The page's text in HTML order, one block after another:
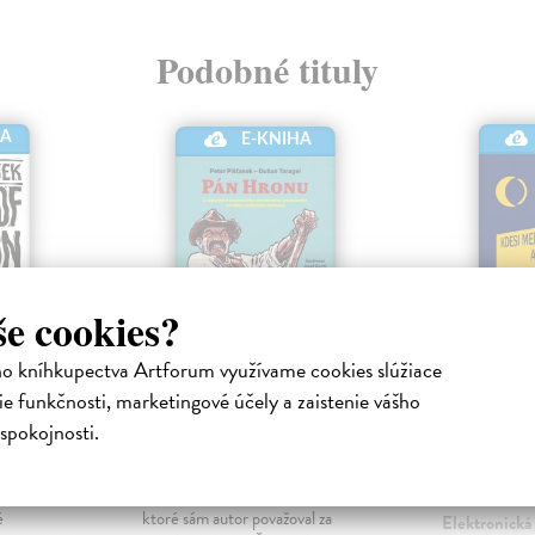
cookies?
kníhkupectva Artforum využívame cookies slúžiace
funkčnosti, marketingové účely a zaistenie vášho
Podobné tituly
E-KNIHA
Pán Hronu
ktoré sám autor považoval za